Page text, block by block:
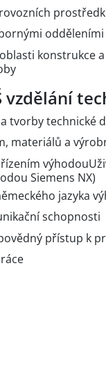
konstrukce
vzdělání
tvorby technické
materiálů a
Siemens NX)
jazyka
schopnosti
přístup k